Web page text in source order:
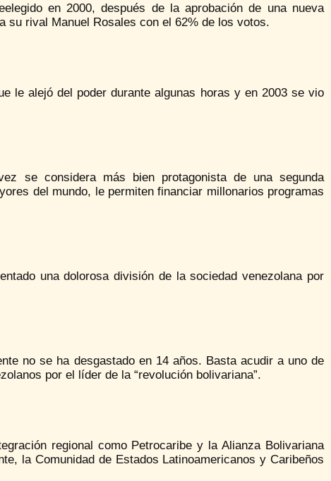
en 2000, después de la aprobación de una nueva
su rival Manuel Rosales con el 62% de los votos.
le alejó del poder durante algunas horas y en 2003 se vio
se considera más bien protagonista de una segunda
del mundo, le permiten financiar millonarios programas
una dolorosa división de la sociedad venezolana por
no se ha desgastado en 14 años. Basta acudir a uno de
por el líder de la “revolución bolivariana”.
regional como Petrocaribe y la Alianza Bolivariana
la Comunidad de Estados Latinoamericanos y Caribeños